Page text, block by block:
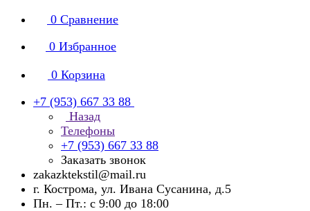
0 Сравнение
0 Избранное
0 Корзина
+7 (953) 667 33 88
Назад
Телефоны
+7 (953) 667 33 88
Заказать звонок
zakazktekstil@mail.ru
г. Кострома, ул. Ивана Сусанина, д.5
Пн. – Пт.: с 9:00 до 18:00